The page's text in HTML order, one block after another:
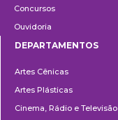
Concursos
Ouvidoria
DEPARTAMENTOS
Artes Cênicas
Artes Plásticas
Cinema, Rádio e Televisão